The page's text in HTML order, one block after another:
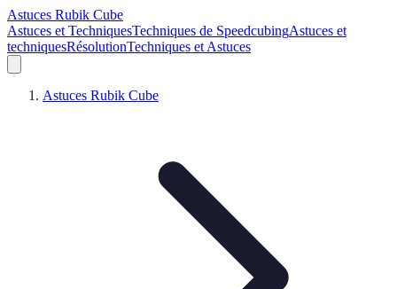
Astuces Rubik Cube
Astuces et TechniquesTechniques de SpeedcubingAstuces et
techniquesRésolutionTechniques et Astuces
Astuces Rubik Cube